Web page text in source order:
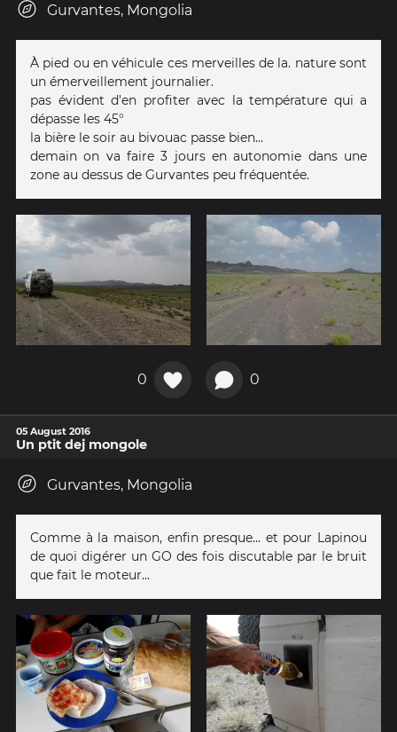
Gurvantes, Mongolia
À pied ou en véhicule ces merveilles de la. nature sont
un émerveillement journalier.
pas évident d'en profiter avec la température qui a
dépasse les 45°
la bière le soir au bivouac passe bien...
demain on va faire 3 jours en autonomie dans une
zone au dessus de Gurvantes peu fréquentée.
0 0
05 August 2016
Un ptit dej mongole
Gurvantes, Mongolia
Comme à la maison, enfin presque... et pour Lapinou
de quoi digérer un GO des fois discutable par le bruit
que fait le moteur...